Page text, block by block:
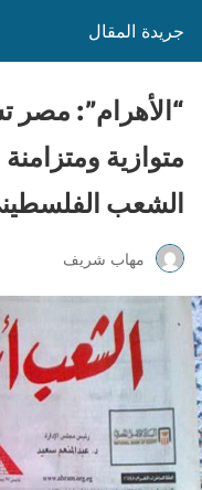
جريدة المقال
“الأهرام”:
متوازية
الشعب
مهاب شريف